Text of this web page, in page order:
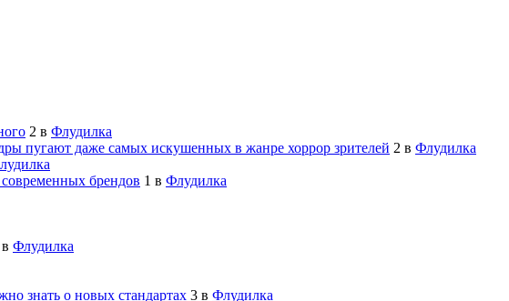
2 в Флудилка
пугают даже самых искушенных в жанре хоррор зрителей 2 в Флудилка
брендов 1 в Флудилка
в Флудилка
знать о новых стандартах 3 в Флудилка